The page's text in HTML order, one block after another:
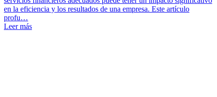
en la eficiencia y los resultados de una empresa. Este artículo
profu…
Leer más